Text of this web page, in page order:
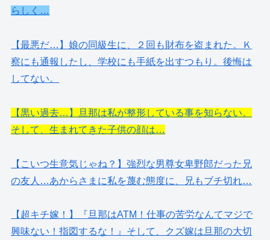
らしく…
【最悪だ…】娘の同級生に、２回も財布を盗まれた。Ｋ
察にも通報したし、学校にも手紙を出すつもり。後悔は
してない。
【黒い過去…】旦那は私が整形している事を知らない。
そして、生まれてきた子供の顔は…
【こいつ生意気じゃね？】強烈な男尊女卑野郎だった兄
の友人…あからさまに私を蔑む態度に、兄もブチ切れ…
【超キチ嫁！】『旦那はATM！仕事の苦労なんてマジで
興味ない！指図するな！』そして、クズ嫁は旦那の大切